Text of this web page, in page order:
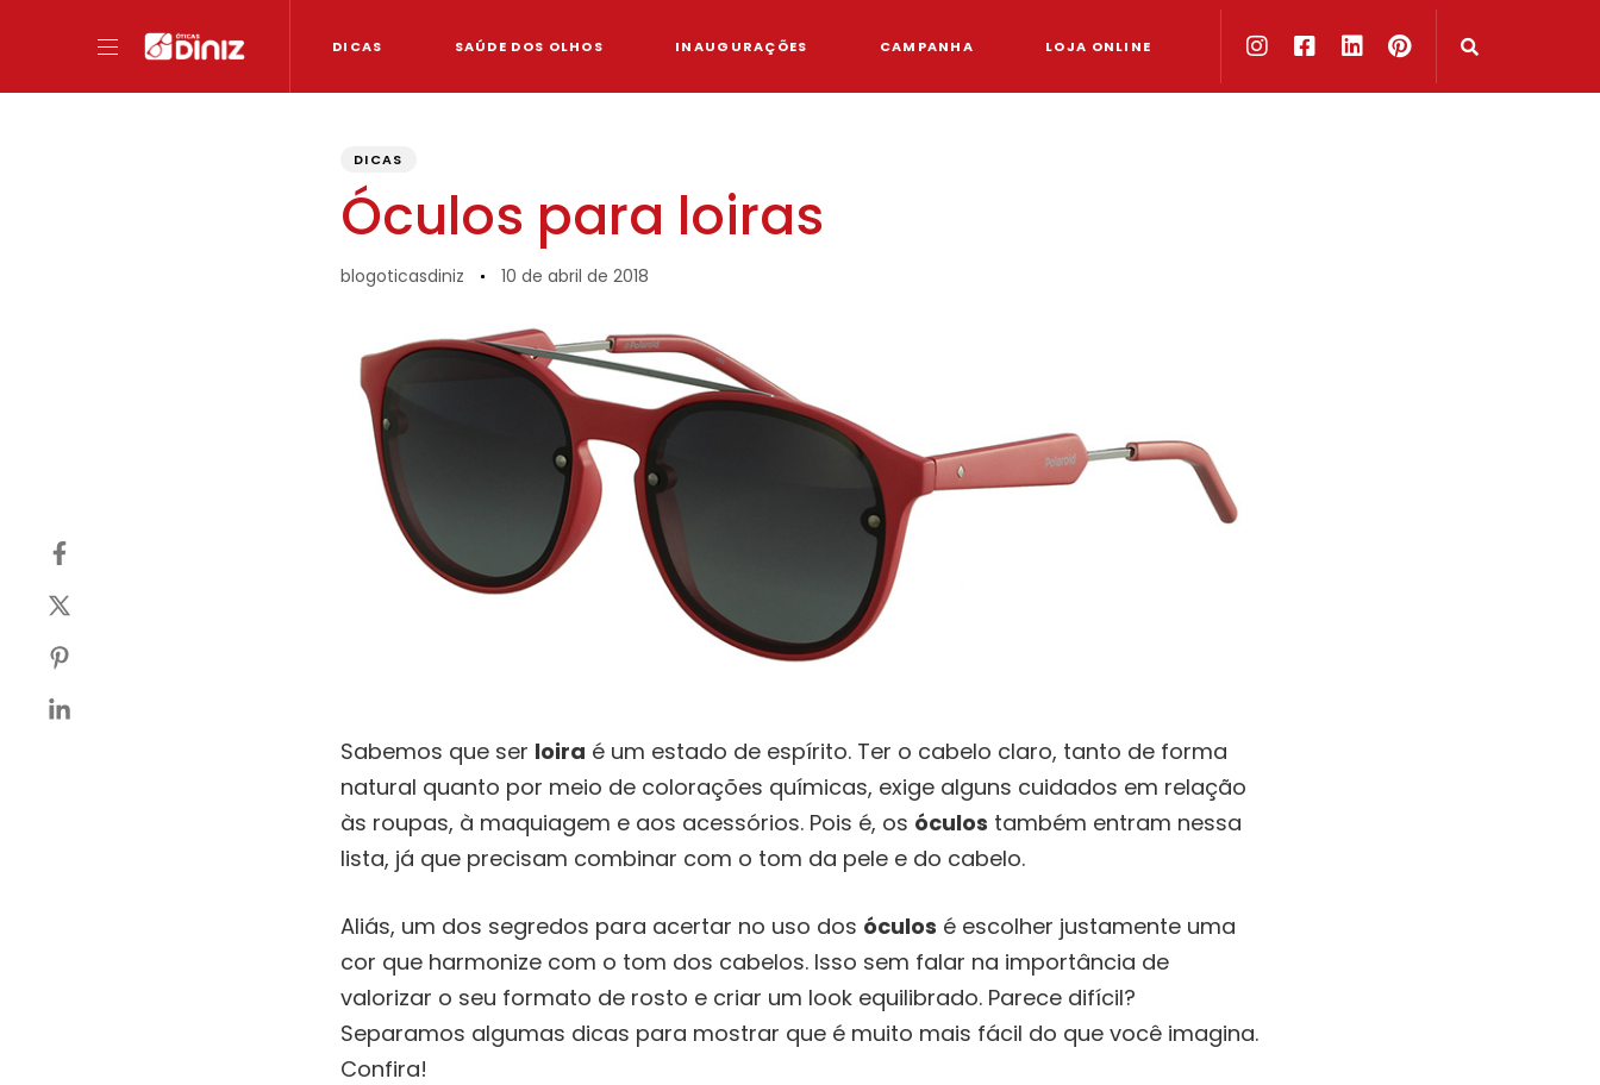
DICAS SAÚDE DOS OLHOS INAUGURAÇÕES CAMPANHA LOJA ONLINE
DICAS
Óculos para loiras
blogoticasdiniz 10 de abril de 2018
Sabemos que ser loira é um estado de espírito. Ter o cabelo claro, tanto de forma
natural quanto por meio de colorações químicas, exige alguns cuidados em relação
às roupas, à maquiagem e aos acessórios. Pois é, os óculos também entram nessa
lista, já que precisam combinar com o tom da pele e do cabelo.
Aliás, um dos segredos para acertar no uso dos óculos é escolher justamente uma
cor que harmonize com o tom dos cabelos. Isso sem falar na importância de
valorizar o seu formato de rosto e criar um look equilibrado. Parece difícil?
Separamos algumas dicas para mostrar que é muito mais fácil do que você imagina.
Confira!